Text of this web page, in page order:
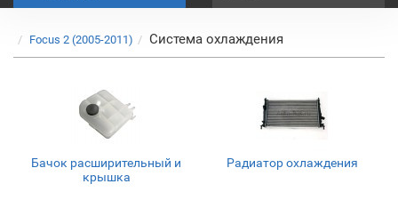
Focus 2 (2005-2011) Система охлаждения
Бачок расширительный и
крышка
Радиатор охлаждения